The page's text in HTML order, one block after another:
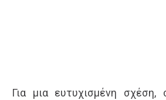
Για μια ευτυχισμένη